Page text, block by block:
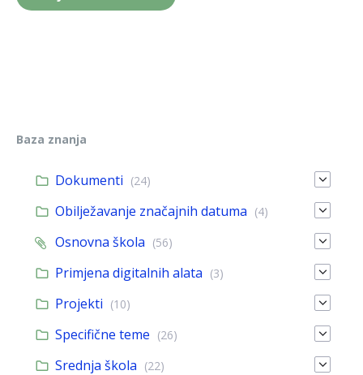
Baza znanja
Dokumenti (24)
Obilježavanje značajnih datuma (4)
Osnovna škola (56)
Primjena digitalnih alata (3)
Projekti (10)
Specifične teme (26)
Srednja škola (22)